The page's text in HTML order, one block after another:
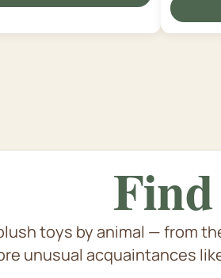
toys by animal — from
unusual acquaintancesDogs
Tiger